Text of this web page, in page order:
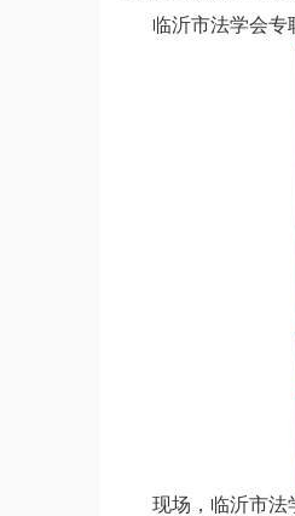
临沂市法学会专
现场，临沂市法